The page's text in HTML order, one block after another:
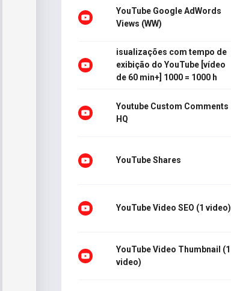
YouTube Google AdWords
Views (WW)
isualizações com tempo de
exibição do YouTube [vídeo
de 60 min+] 1000 = 1000 h
Youtube Custom Comments
HQ
YouTube Shares
YouTube Video SEO (1 video)
YouTube Video Thumbnail (1
video)